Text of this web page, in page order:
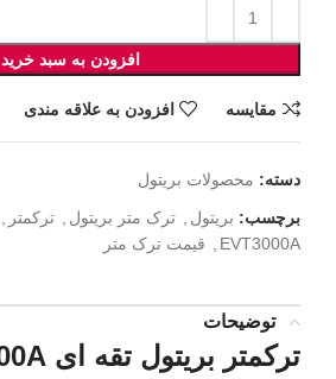
افزودن به سبد خرید
مقايسه افزودن به علاقه مندی
دسته: محصولات بریتول
برچسب: بریتول ترک متر بریتول ترکمتر
EVT3000A
قیمت ترک متر
توضیحات
ترکمتر بریتول تقه ای EVT3000A